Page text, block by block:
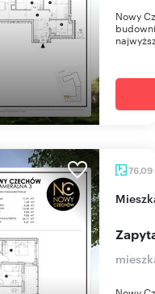
Nowy
76,09